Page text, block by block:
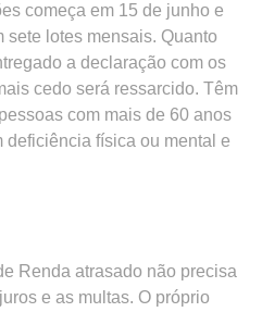
começa em 15 de junho e
sete lotes mensais. Quanto
a declaração com os
cedo será ressarcido. Têm
com mais de 60 anos
física ou mental e
Renda atrasado não precisa
e as multas. O próprio